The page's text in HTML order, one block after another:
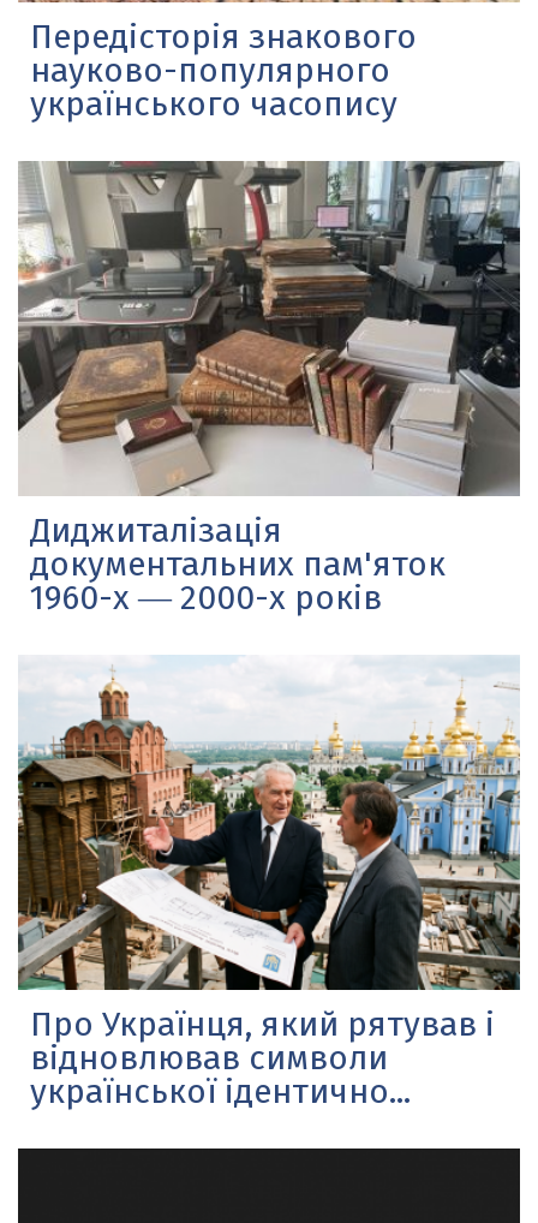
Передісторія знакового
науково-популярного
українського часопису
Диджиталізація
документальних пам'яток
1960-х ― 2000-х років
Про Українця, який рятував і
відновлював символи
української ідентично...